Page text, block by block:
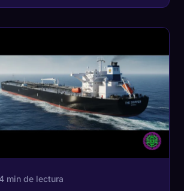
los centros de datos en 2026.
min de lectura